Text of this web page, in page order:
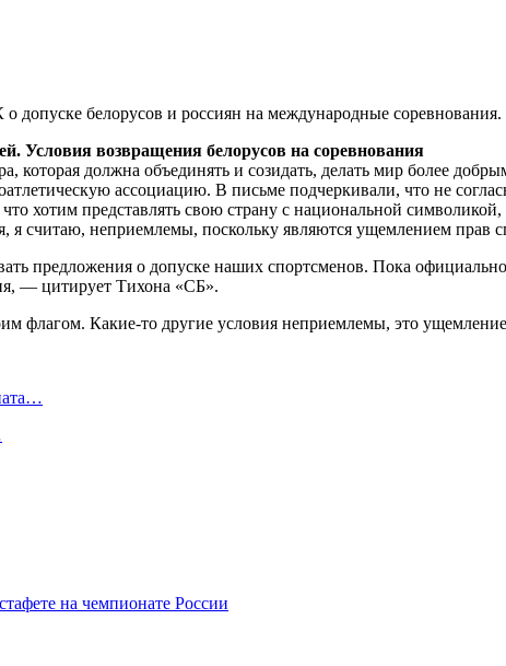
допуске белорусов и россиян на международные соревнования.
Условия возвращения белорусов на соревнования
которая должна объединять и созидать, делать мир более
ассоциацию. В письме подчеркивали, что не
хотим представлять свою страну с национальной
я считаю, неприемлемы, поскольку являются ущемлением прав
предложения о допуске наших спортсменов. Пока
— цитирует Тихона «СБ».
на чемпионате России